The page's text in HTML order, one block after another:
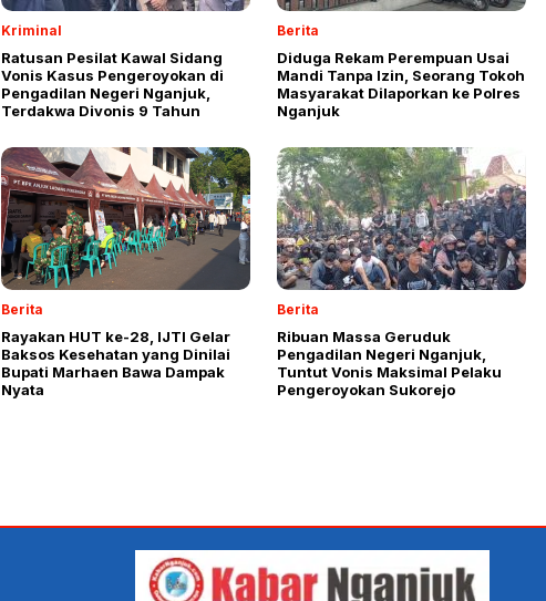
Kriminal
Ratusan Pesilat Kawal Sidang
Vonis Kasus Pengeroyokan di
Pengadilan Negeri Nganjuk,
Terdakwa Divonis 9 Tahun
Berita
Diduga Rekam Perempuan Usai
Mandi Tanpa Izin, Seorang Tokoh
Masyarakat Dilaporkan ke Polres
Nganjuk
Berita
Rayakan HUT ke-28, IJTI Gelar
Baksos Kesehatan yang Dinilai
Bupati Marhaen Bawa Dampak
Nyata
Berita
Ribuan Massa Geruduk
Pengadilan Negeri Nganjuk,
Tuntut Vonis Maksimal Pelaku
Pengeroyokan Sukorejo